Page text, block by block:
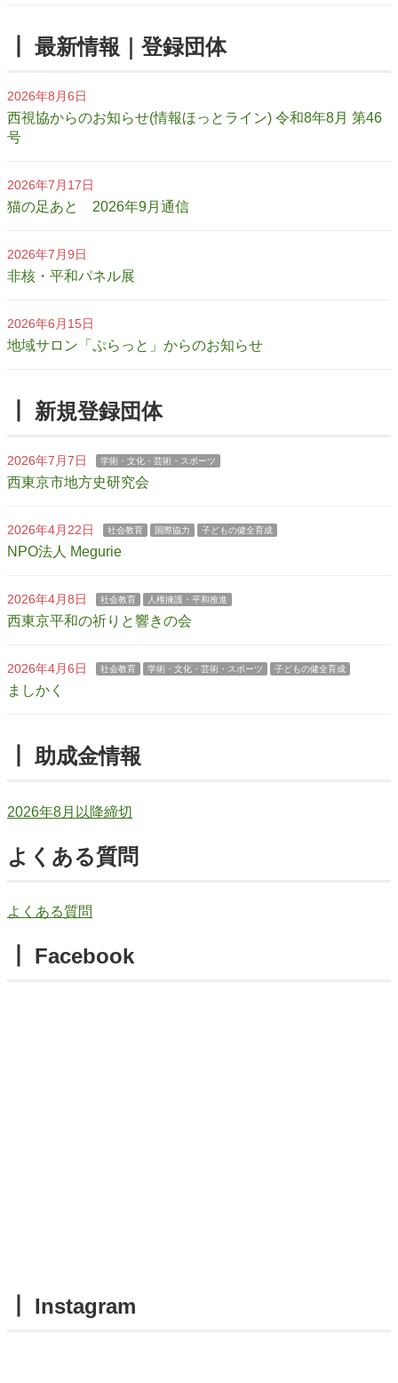
┃ 最新情報｜登録団体
2026年8月6日
西視協からのお知らせ(情報ほっとライン) 令和8年8月 第46
号
2026年7月17日
猫の足あと 2026年9月通信
2026年7月9日
非核・平和パネル展
2026年6月15日
地域サロン「ぷらっと」からのお知らせ
┃ 新規登録団体
2026年7月7日 学術・文化・芸術・スポーツ
西東京市地方史研究会
2026年4月22日 社会教育 国際協力 子どもの健全育成
NPO法人 Megurie
2026年4月8日 社会教育 人権擁護・平和推進
西東京平和の祈りと響きの会
2026年4月6日 社会教育 学術・文化・芸術・スポーツ 子どもの健全育成
ましかく
┃ 助成金情報
2026年8月以降締切
よくある質問
よくある質問
┃ Facebook
┃ Instagram